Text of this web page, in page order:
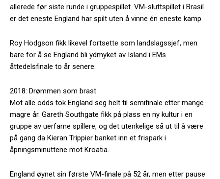
allerede før siste runde i gruppespillet. VM-sluttspillet i Brasil
er det eneste England har spilt uten å vinne én eneste kamp.
Roy Hodgson fikk likevel fortsette som landslagssjef, men
bare for å se England bli ydmyket av Island i EMs
åttedelsfinale to år senere.
2018: Drømmen som brast
Mot alle odds tok England seg helt til semifinale etter mange
magre år. Gareth Southgate fikk på plass en ny kultur i en
gruppe av uerfarne spillere, og det utenkelige så ut til å være
på gang da Kieran Trippier banket inn et frispark i
åpningsminuttene mot Kroatia.
England øynet sin første VM-finale på 52 år, men etter pause